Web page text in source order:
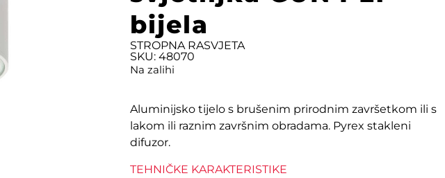
bijela
STROPNA RASVJETA
SKU: 48070
Na zalihi
Aluminijsko tijelo s brušenim prirodnim završetkom ili s
lakom ili raznim završnim obradama. Pyrex stakleni
difuzor.
TEHNIČKE KARAKTERISTIKE